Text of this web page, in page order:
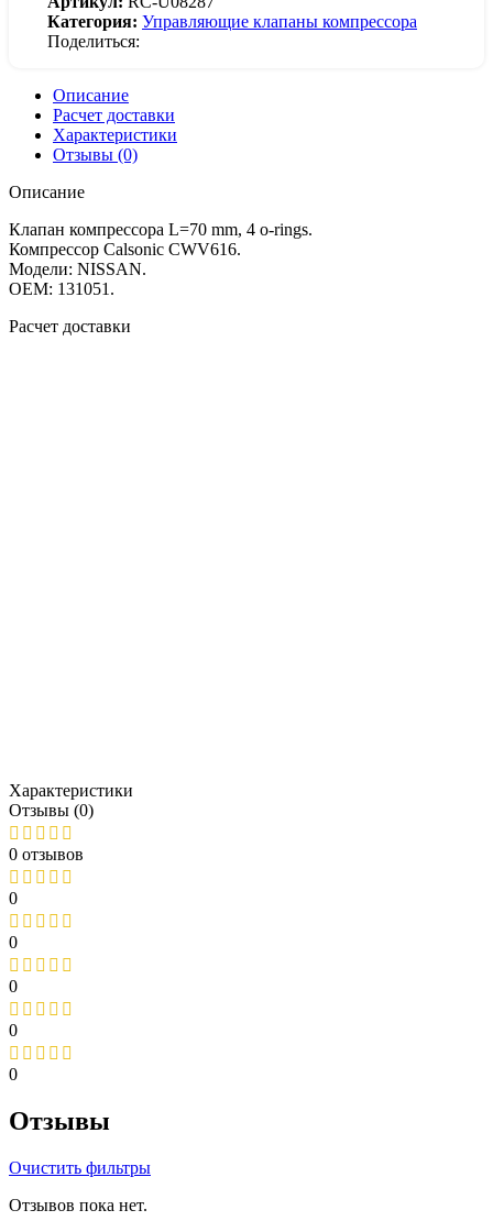
Категория: Управляющие клапаны компрессора
Поделиться:
Описание
Расчет доставки
Характеристики
Отзывы (0)
Описание
Клапан компрессора L=70 mm, 4 o-rings.
Компрессор Calsonic CWV616.
Модели: NISSAN.
OEM: 131051.
Расчет доставки
Характеристики
Отзывы (0)
0 отзывов
0
0
0
0
0
Отзывы
Очистить фильтры
Отзывов пока нет.